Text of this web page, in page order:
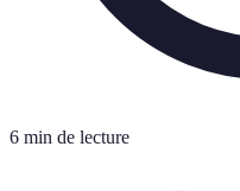
6 min de lecture